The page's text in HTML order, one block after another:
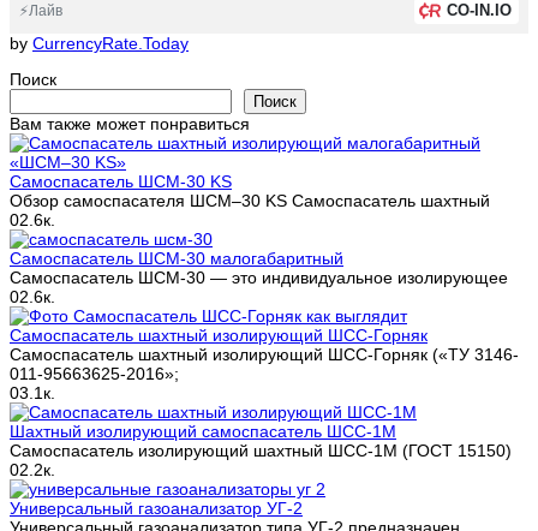
⚡Лайв CO-IN.IO
by CurrencyRate.Today
Поиск
Поиск
Вам также может понравиться
Cамоспасатель ШСМ-30 KS
Обзор самоспасателя ШСМ–30 KS Самоспасатель шахтный
02.6к.
Cамоспасатель ШСМ-30 малогабаритный
​Самоспасатель ШСМ-30 — это индивидуальное изолирующее
02.6к.
Самоспасатель шахтный изолирующий ШСС-Горняк
Самоспасатель шахтный изолирующий ШСС-Горняк («ТУ 3146-
011-95663625-2016»;
03.1к.
Шахтный изолирующий самоспасатель ШСС-1М
Самоспасатель изолирующий шахтный ШСС-1М (ГОСТ 15150)
02.2к.
Универсальный газоанализатор УГ-2